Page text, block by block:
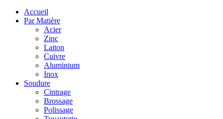
Accueil
Par Matière
Acier
Zinc
Laiton
Cuivre
Aluminium
Inox
Soudure
Cintrage
Brossage
Polissage